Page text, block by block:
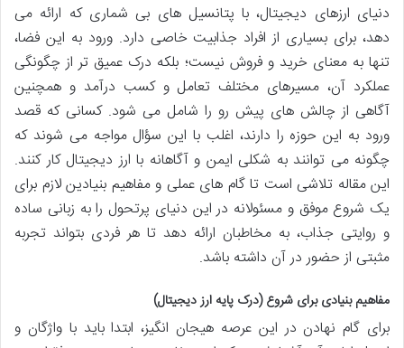
دنیای ارزهای دیجیتال، با پتانسیل های بی شماری که ارائه می
دهد، برای بسیاری از افراد جذابیت خاصی دارد. ورود به این فضا،
تنها به معنای خرید و فروش نیست؛ بلکه درک عمیق تر از چگونگی
عملکرد آن، مسیرهای مختلف تعامل و کسب درآمد و همچنین
آگاهی از چالش های پیش رو را شامل می شود. کسانی که قصد
ورود به این حوزه را دارند، اغلب با این سؤال مواجه می شوند که
چگونه می توانند به شکلی ایمن و آگاهانه با ارز دیجیتال کار کنند.
این مقاله تلاشی است تا گام های عملی و مفاهیم بنیادین لازم برای
یک شروع موفق و مسئولانه در این دنیای پرتحول را به زبانی ساده
و روایتی جذاب، به مخاطبان ارائه دهد تا هر فردی بتواند تجربه
مثبتی از حضور در آن داشته باشد.
مفاهیم بنیادی برای شروع (درک پایه ارز دیجیتال)
برای گام نهادن در این عرصه هیجان انگیز، ابتدا باید با واژگان و